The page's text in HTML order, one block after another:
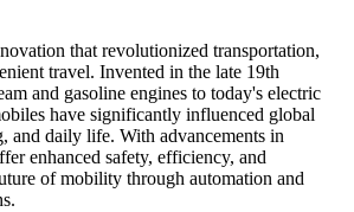
that revolutionized transportation,
travel. Invented in the late 19th
and gasoline engines to today's electric
have significantly influenced global
and daily life. With advancements in
enhanced safety, efficiency, and
of mobility through automation and